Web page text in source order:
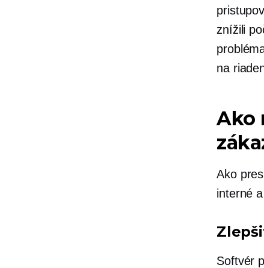
znížili
na
Ako
Ako
interné
Softvér